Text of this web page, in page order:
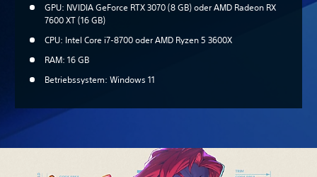
GPU: NVIDIA GeForce RTX 3070 (8 GB) oder AMD Radeon RX
7600 XT (16 GB)
CPU: Intel Core i7-8700 oder AMD Ryzen 5 3600X
RAM: 16 GB
Betriebssystem: Windows 11